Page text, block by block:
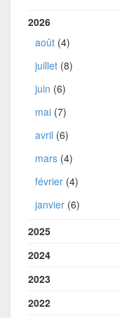
2026
août (4)
juillet (8)
juin (6)
mai (7)
avril (6)
mars (4)
février (4)
janvier (6)
2025
2024
2023
2022